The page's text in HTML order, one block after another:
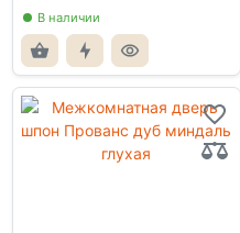
В наличии